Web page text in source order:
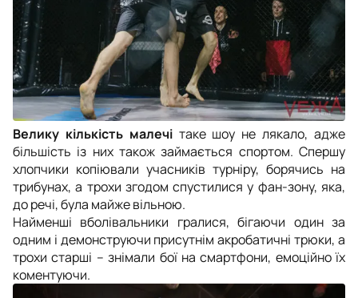
Велику кількість малечітаке шоу не лякало, адже
більшість із них також займається спортом. Спершу
хлопчики копіювали учасників турніру, борячись на
трибунах, а трохи згодом спустилися у фан-зону, яка,
до речі, була майже вільною.
Найменші вболівальники гралися, бігаючи один за
одним і демонструючи присутнім акробатичні трюки, а
трохи старші – знімали бої на смартфони, емоційно їх
коментуючи.